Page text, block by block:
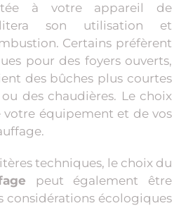
à votre appareil de
son utilisation et
Certains préfèrent
pour des foyers ouverts,
des bûches plus courtes
des chaudières. Le choix
équipement et de vos
techniques, le choix du
peut également être
considérations écologiques